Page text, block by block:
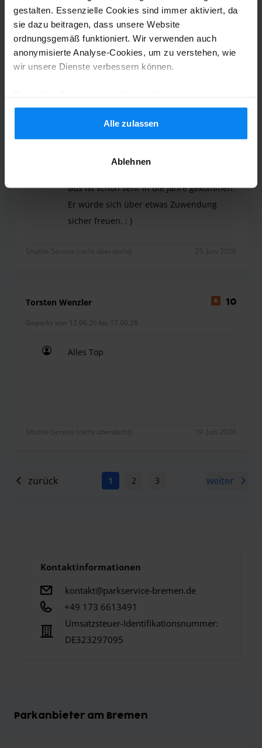
gestalten. Essenzielle Cookies sind immer aktiviert, da
sie dazu beitragen, dass unsere Website
ordnungsgemäß funktioniert. Wir verwenden auch
anonymisierte Analyse-Cookies, um zu verstehen, wie
wir unsere Dienste verbessern können.
Verwendung von Cookies gemäß den Regeln in Ihrem
Land einverstanden, können Ihre Einstellungen jedoch
jederzeit anpassen. Alle Einzelheiten finden Sie in
Alle zulassen
Ablehnen
Valet-Service (nicht überdacht)
Anonym
Es war unser 1.Mal mit Parkos und auch
auf diesem Bremer Parkplatz. Es hat alles
Bus ist schon sehr in die Jahre gekommen.
Er würde sich über etwas Zuwendung
sicher freuen. ; )
Shuttle-Service (nicht überdacht) 23. Juni 2026
Torsten Wenzler 10
Geparkt von 12.06.26 bis 17.06.26
Alles Top
Shuttle-Service (nicht überdacht) 19. Juni 2026
zurück 1 2 3 6
weiter
Kontaktinformationen
kontakt@parkservice-bremen.de
+49 173 6613491
Umsatzsteuer-Identifikationsnummer:
DE323297095
Parkanbieter am Bremen